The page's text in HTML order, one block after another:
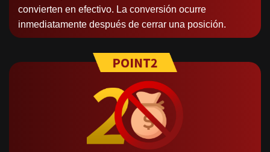
convierten en efectivo. La conversión ocurre
inmediatamente después de cerrar una posición.